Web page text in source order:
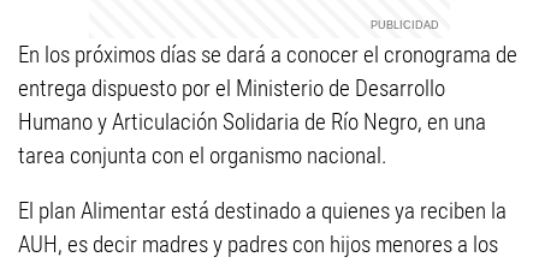
En los próximos días se dará a conocer el cronograma de
entrega dispuesto por el Ministerio de Desarrollo
Humano y Articulación Solidaria de Río Negro, en una
tarea conjunta con el organismo nacional.
El plan Alimentar está destinado a quienes ya reciben la
AUH, es decir madres y padres con hijos menores a los